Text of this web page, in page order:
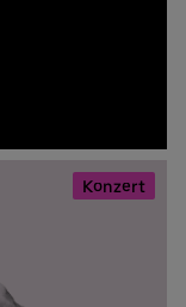
Konzert